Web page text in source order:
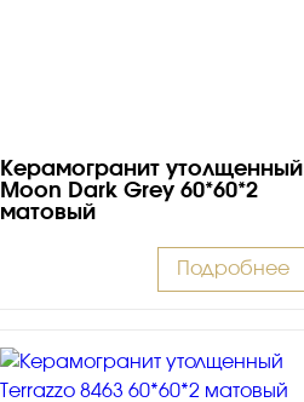
Керамогранит утолщенный
Moon Dark Grey 60*60*2
матовый
Подробнее